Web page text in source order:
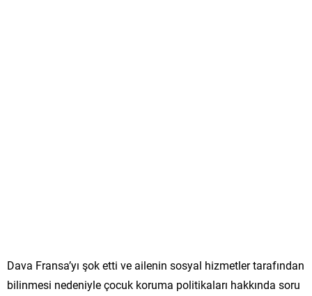
Dava Fransa’yı şok etti ve ailenin sosyal hizmetler tarafından
bilinmesi nedeniyle çocuk koruma politikaları hakkında soru